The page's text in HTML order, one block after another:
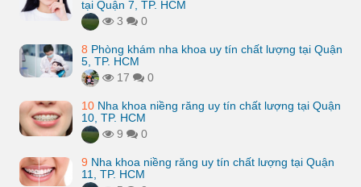
tại Quận 7, TP. HCM
3
0
8 Phòng khám nha khoa uy tín chất lượng tại Quận
5, TP. HCM
17
0
10 Nha khoa niềng răng uy tín chất lượng tại Quận
10, TP. HCM
9
0
9 Nha khoa niềng răng uy tín chất lượng tại Quận
11, TP. HCM